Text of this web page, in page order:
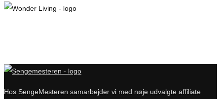
Hos SengeMesteren samarbejder vi med nøje udvalgte affiliate